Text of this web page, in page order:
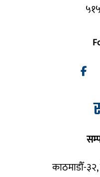
काठमाडौँ-